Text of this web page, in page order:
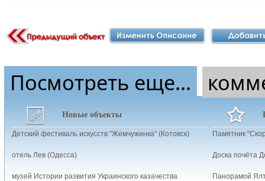
Посмотреть еще...
Новые объекты
Детский фестиваль искусств "Жемчужинка" (Котовск)
отель Лев (Одесса)
музей Истории развития Украинского казачества
Памятник
Доска почёта
Панорамой